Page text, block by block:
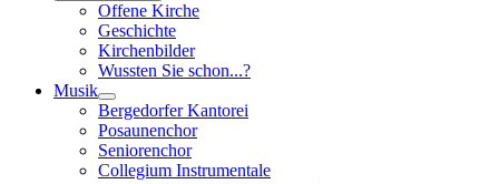
Offene Kirche
Geschichte
Kirchenbilder
Wussten Sie schon...?
Musik
Bergedorfer Kantorei
Posaunenchor
Seniorenchor
Collegium Instrumentale